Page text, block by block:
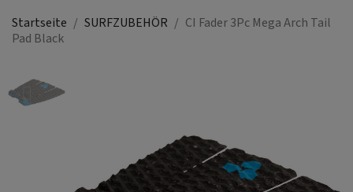
Startseite SURFZUBEHÖR
CI Fader 3Pc Mega Arch Tail
Pad Black